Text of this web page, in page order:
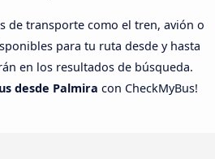
de transporte como el tren, avión o
para tu ruta desde y hasta
en los resultados de búsqueda.
desde Palmira con CheckMyBus!